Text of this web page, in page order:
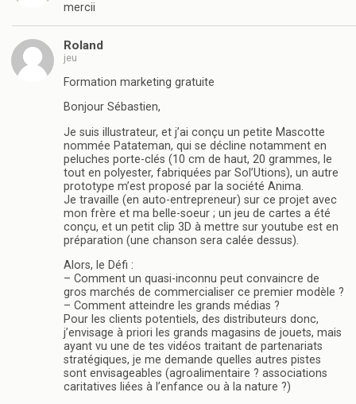
mercii
Roland
jeu
Formation marketing gratuite
Bonjour Sébastien,
Je suis illustrateur, et j’ai conçu un petite Mascotte
nommée Patateman, qui se décline notamment en
peluches porte-clés (10 cm de haut, 20 grammes, le
tout en polyester, fabriquées par Sol’Utions), un autre
prototype m’est proposé par la société Anima.
Je travaille (en auto-entrepreneur) sur ce projet avec
mon frère et ma belle-soeur ; un jeu de cartes a été
conçu, et un petit clip 3D à mettre sur youtube est en
préparation (une chanson sera calée dessus).
Alors, le Défi :
– Comment un quasi-inconnu peut convaincre de
gros marchés de commercialiser ce premier modèle ?
– Comment atteindre les grands médias ?
Pour les clients potentiels, des distributeurs donc,
j’envisage à priori les grands magasins de jouets, mais
ayant vu une de tes vidéos traitant de partenariats
stratégiques, je me demande quelles autres pistes
sont envisageables (agroalimentaire ? associations
caritatives liées à l’enfance ou à la nature ?)